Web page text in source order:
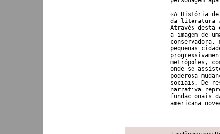
«A História de
da literatura
Através desta
a imagem de
conservadora,
pequenas
metrópoles,
onde se
poderosa
sociais. De
narrativa
fundacionais
americana